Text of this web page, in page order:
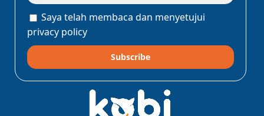
Saya telah membaca dan menyetujui
privacy policy
Subscribe